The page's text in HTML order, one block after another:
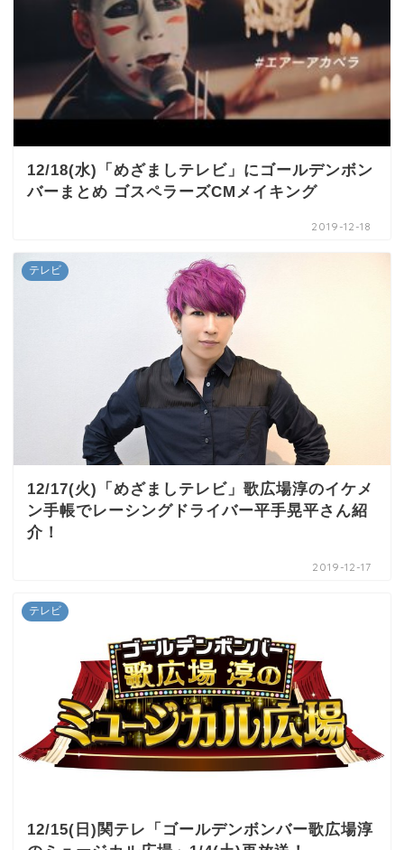
12/18(水)「めざましテレビ」にゴールデンボン
バーまとめ ゴスペラーズCMメイキング
2019-12-18
テレビ
12/17(火)「めざましテレビ」歌広場淳のイケメ
ン手帳でレーシングドライバー平手晃平さん紹
介！
2019-12-17
テレビ
12/15(日)関テレ「ゴールデンボンバー歌広場淳